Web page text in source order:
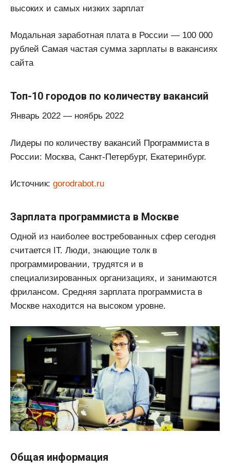
высоких и самых низких зарплат
Модальная заработная плата в России — 100 000
рублей Самая частая сумма зарплаты в вакансиях
сайта
Топ-10 городов по количеству вакансий
Январь 2022 — ноябрь 2022
Лидеры по количеству вакансий Программиста в
России: Москва, Санкт-Петербург, Екатеринбург.
Источник: gorodrabot.ru
Зарплата программиста в Москве
Одной из наиболее востребованных сфер сегодня
считается IT. Люди, знающие толк в
программировании, трудятся и в
специализированных организациях, и занимаются
фрилансом. Средняя зарплата программиста в
Москве находится на высоком уровне.
Общая информация